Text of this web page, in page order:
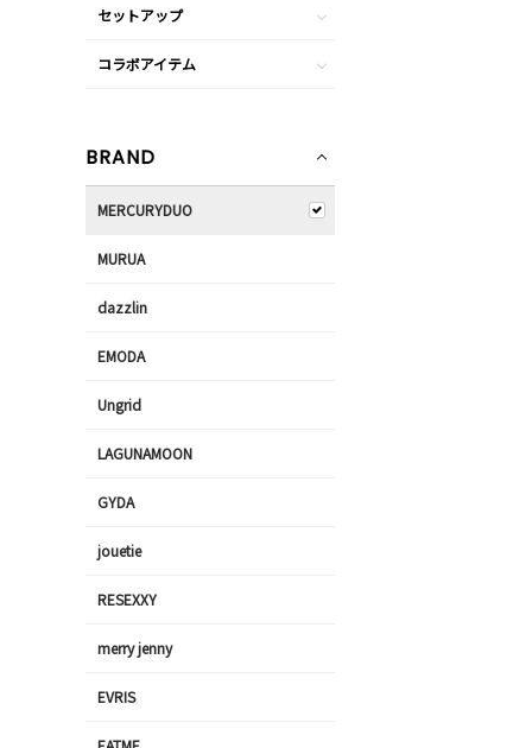
セットアップ
コラボアイテム
BRAND
MERCURYDUO
MURUA
dazzlin
EMODA
Ungrid
LAGUNAMOON
GYDA
jouetie
RESEXXY
merry jenny
EVRIS